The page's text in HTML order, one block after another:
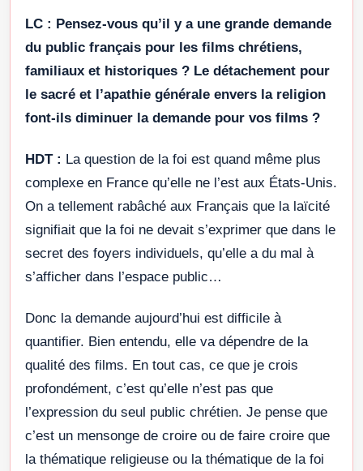
LC : Pensez-vous qu’il y a une grande demande
du public français pour les films chrétiens,
familiaux et historiques ? Le détachement pour
le sacré et l’apathie générale envers la religion
font-ils diminuer la demande pour vos films ?
HDT : La question de la foi est quand même plus
complexe en France qu’elle ne l’est aux États-Unis.
On a tellement rabâché aux Français que la laïcité
signifiait que la foi ne devait s’exprimer que dans le
secret des foyers individuels, qu’elle a du mal à
s’afficher dans l’espace public…
Donc la demande aujourd’hui est difficile à
quantifier. Bien entendu, elle va dépendre de la
qualité des films. En tout cas, ce que je crois
profondément, c’est qu’elle n’est pas que
l’expression du seul public chrétien. Je pense que
c’est un mensonge de croire ou de faire croire que
la thématique religieuse ou la thématique de la foi